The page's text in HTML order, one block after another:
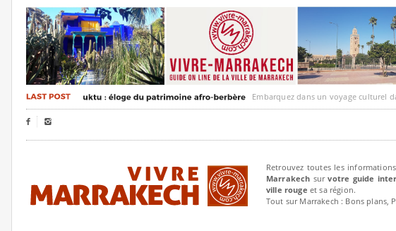
Embarquez dans un voyage culturel dans le
 
Retrouvez toutes les
Marrakech survotre guide
ville rouge et sa région.
Tout sur Marrakech : Bons plans,